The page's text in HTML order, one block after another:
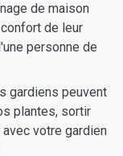
de maison
de leur
personne de
gardiens peuvent
plantes, sortir
votre gardien